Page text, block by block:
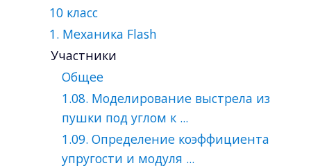
10 класс
1. Механика Flash
Участники
Общее
1.08. Моделирование выстрела из
пушки под углом к ...
1.09. Определение коэффициента
упругости и модуля ...